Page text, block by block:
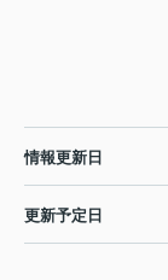
情報更新日
更新予定日